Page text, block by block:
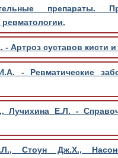
препараты.
Артроз суставов кисти
- Ревматические
Лучихина Е.Л. -
Стоун Дж.Х.,